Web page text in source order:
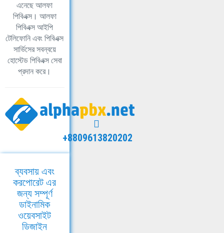
এনেছে আলফা
পিবিএক্স। আলফা
পিবিএক্স আইপি
টেলিফোনি এবং পিবিএক্স
সার্ভিসের সবন্বয়ে
হোস্টেড পিবিএক্স সেবা
প্রদান করে।
+8809613820202
ব্যবসায় এবং
করপোরেট এর
জন্য সম্পূর্ণ
ডাইনামিক
ওয়েবসাইট
ডিজাইন